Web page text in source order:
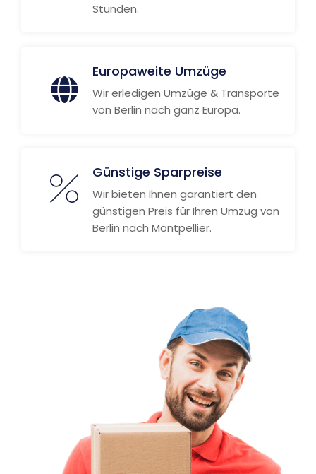
Stunden.
Europaweite Umzüge
Wir erledigen Umzüge & Transporte
von Berlin nach ganz Europa.
Günstige Sparpreise
Wir bieten Ihnen garantiert den
günstigen Preis für Ihren Umzug von
Berlin nach Montpellier.